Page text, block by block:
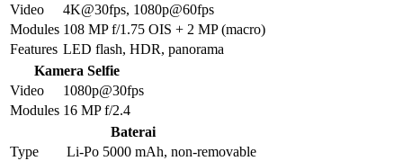
Video
4K@30fps, 1080p@60fps
Modules 108 MP f/1.75 OIS + 2 MP (macro)
Features LED flash, HDR, panorama
Kamera Selfie
Video
1080p@30fps
Modules 16 MP f/2.4
Baterai
Type
Li-Po 5000 mAh, non-removable